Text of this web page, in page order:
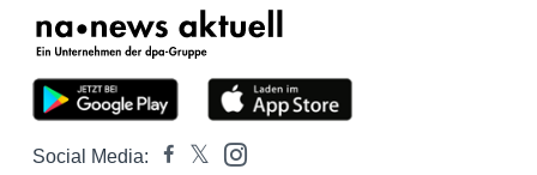
Social Media: